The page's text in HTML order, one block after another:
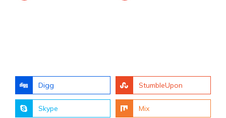
Digg StumbleUpon
Skype Mix